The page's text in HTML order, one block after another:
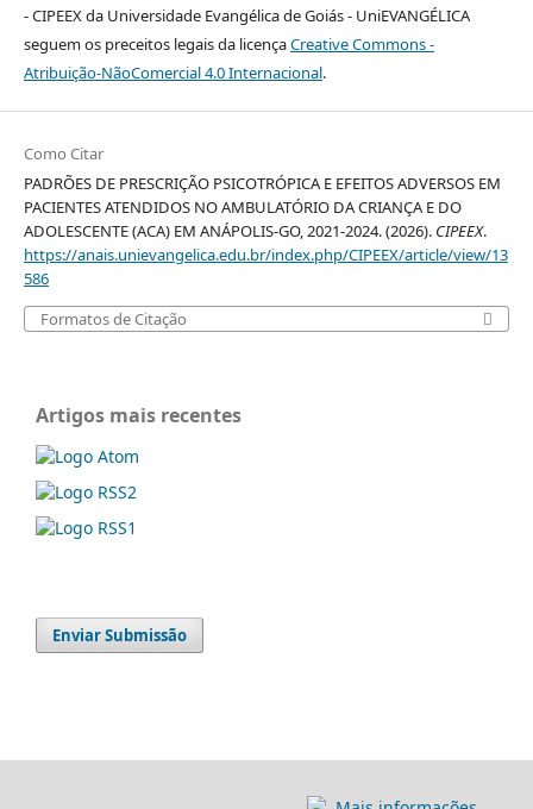
- CIPEEX da Universidade Evangélica de Goiás - UniEVANGÉLICA
seguem os preceitos legais da licençaCreative Commons -
Atribuição-NãoComercial 4.0 Internacional.
Como Citar
PADRÕES DE PRESCRIÇÃO PSICOTRÓPICA E EFEITOS ADVERSOS EM
PACIENTES ATENDIDOS NO AMBULATÓRIO DA CRIANÇA E DO
ADOLESCENTE (ACA) EM ANÁPOLIS-GO, 2021-2024. (2026). CIPEEX.
https://anais.unievangelica.edu.br/index.php/CIPEEX/article/view/13
586
Formatos de Citação
Artigos mais recentes
Enviar Submissão